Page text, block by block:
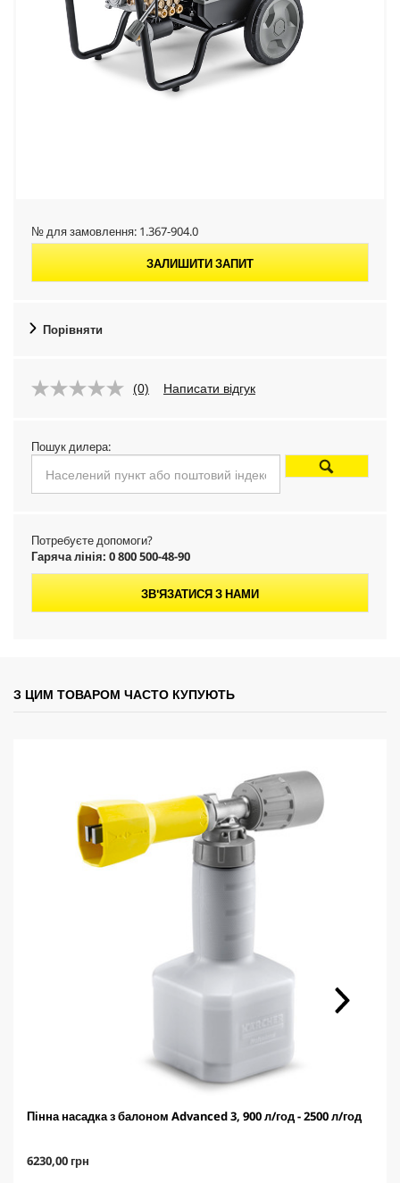
№ для замовлення: 1.367-904.0
ЗАЛИШИТИ ЗАПИТ
Порівняти
(0) Написати відгук
Пошук дилера:
Потребуєте допомоги?
Гаряча лінія: 0 800 500-48-90
ЗВ'ЯЗАТИСЯ З НАМИ
З ЦИМ ТОВАРОМ ЧАСТО КУПУЮТЬ
Пінна насадка з балоном Advanced 3, 900 л/год - 2500 л/год
C
6230,00 грн